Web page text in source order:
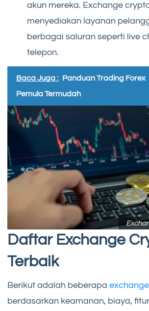
akun mereka. Exchange
menyediakan layanan
berbagai saluran seperti live
telepon.
Baca Juga : Panduan Trading Forex
Pemula Termudah
Daftar Exchange
Terbaik
Berikut adalah beberapa
berdasarkan keamanan, biaya,